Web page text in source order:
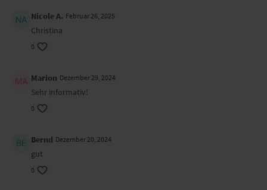
Nicole A. Februar 26, 2025
Christina
0
Marion Dezember 29, 2024
Sehr informativ!
0
Bernd Dezember 20, 2024
gut
0